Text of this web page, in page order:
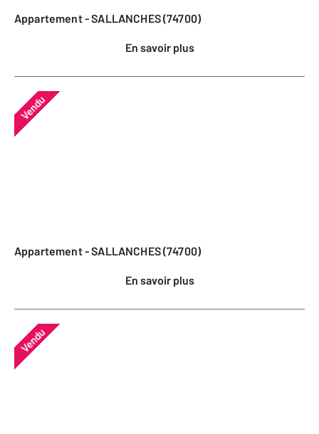
Appartement - SALLANCHES (74700)
En savoir plus
Vendu
Appartement - SALLANCHES (74700)
En savoir plus
Vendu